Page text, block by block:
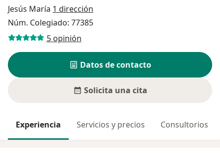
Jesús María 1 dirección
Núm. Colegiado: 77385
5 opinión
Datos de contacto
Solicita una cita
Experiencia Servicios y precios Consultorios